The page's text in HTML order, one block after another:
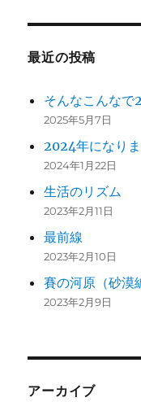
最近の投稿
そんなこんなで
2025年5月7日
2024年になり
2024年1月22日
生活のリズム
2023年2月11日
最前線
2023年2月10日
賽の河原（砂漠
2023年2月9日
アーカイブ